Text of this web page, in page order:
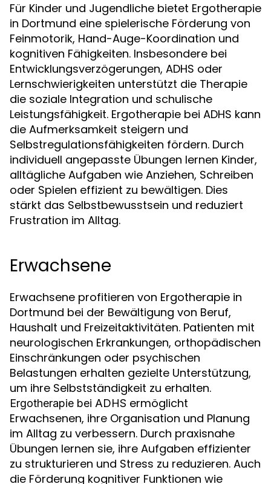
Für Kinder und Jugendliche bietet Ergotherapie
in Dortmund eine spielerische Förderung von
Feinmotorik, Hand-Auge-Koordination und
kognitiven Fähigkeiten. Insbesondere bei
Entwicklungsverzögerungen, ADHS oder
Lernschwierigkeiten unterstützt die Therapie
die soziale Integration und schulische
Leistungsfähigkeit. Ergotherapie bei ADHS kann
die Aufmerksamkeit steigern und
Selbstregulationsfähigkeiten fördern. Durch
individuell angepasste Übungen lernen Kinder,
alltägliche Aufgaben wie Anziehen, Schreiben
oder Spielen effizient zu bewältigen. Dies
stärkt das Selbstbewusstsein und reduziert
Frustration im Alltag.
Erwachsene
Erwachsene profitieren von Ergotherapie in
Dortmund bei der Bewältigung von Beruf,
Haushalt und Freizeitaktivitäten. Patienten mit
neurologischen Erkrankungen, orthopädischen
Einschränkungen oder psychischen
Belastungen erhalten gezielte Unterstützung,
um ihre Selbstständigkeit zu erhalten.
Ergotherapie bei ADHS ermöglicht
Erwachsenen, ihre Organisation und Planung
im Alltag zu verbessern. Durch praxisnahe
Übungen lernen sie, ihre Aufgaben effizienter
zu strukturieren und Stress zu reduzieren. Auch
die Förderung kognitiver Funktionen wie